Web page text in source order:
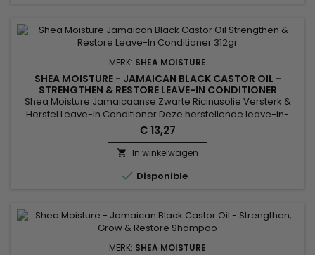
MERK: SHEA MOISTURE
SHEA MOISTURE - JAMAICAN BLACK CASTOR OIL -
STRENGTHEN & RESTORE LEAVE-IN CONDITIONER
Shea Moisture Jamaicaanse Zwarte Ricinusolie Versterk &
Herstel Leave-In Conditioner Deze herstellende leave-in-
conditioner verzacht en ontwart het haar terwijl het kroezen
tegengaat.&nbsp; Perfect voor degenen die hun haar
regelmatig inkleuren, rechttrekken, permanenten of
verwarmen, evenals kinky, krullende of golvende natuurlijke
stijlen.
€ 13,27
 In winkelwagen
 Disponible
MERK: SHEA MOISTURE